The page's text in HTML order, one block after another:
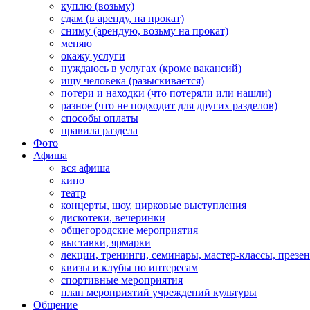
куплю (возьму)
сдам (в аренду, на прокат)
сниму (арендую, возьму на прокат)
меняю
окажу услуги
нуждаюсь в услугах (кроме вакансий)
ищу человека (разыскивается)
потери и находки (что потеряли или нашли)
разное (что не подходит для других разделов)
способы оплаты
правила раздела
Фото
Афиша
вся афиша
кино
театр
концерты, шоу, цирковые выступления
дискотеки, вечеринки
общегородские мероприятия
выставки, ярмарки
лекции, тренинги, семинары, мастер-классы,
квизы и клубы по интересам
спортивные мероприятия
план мероприятий учреждений культуры
Общение